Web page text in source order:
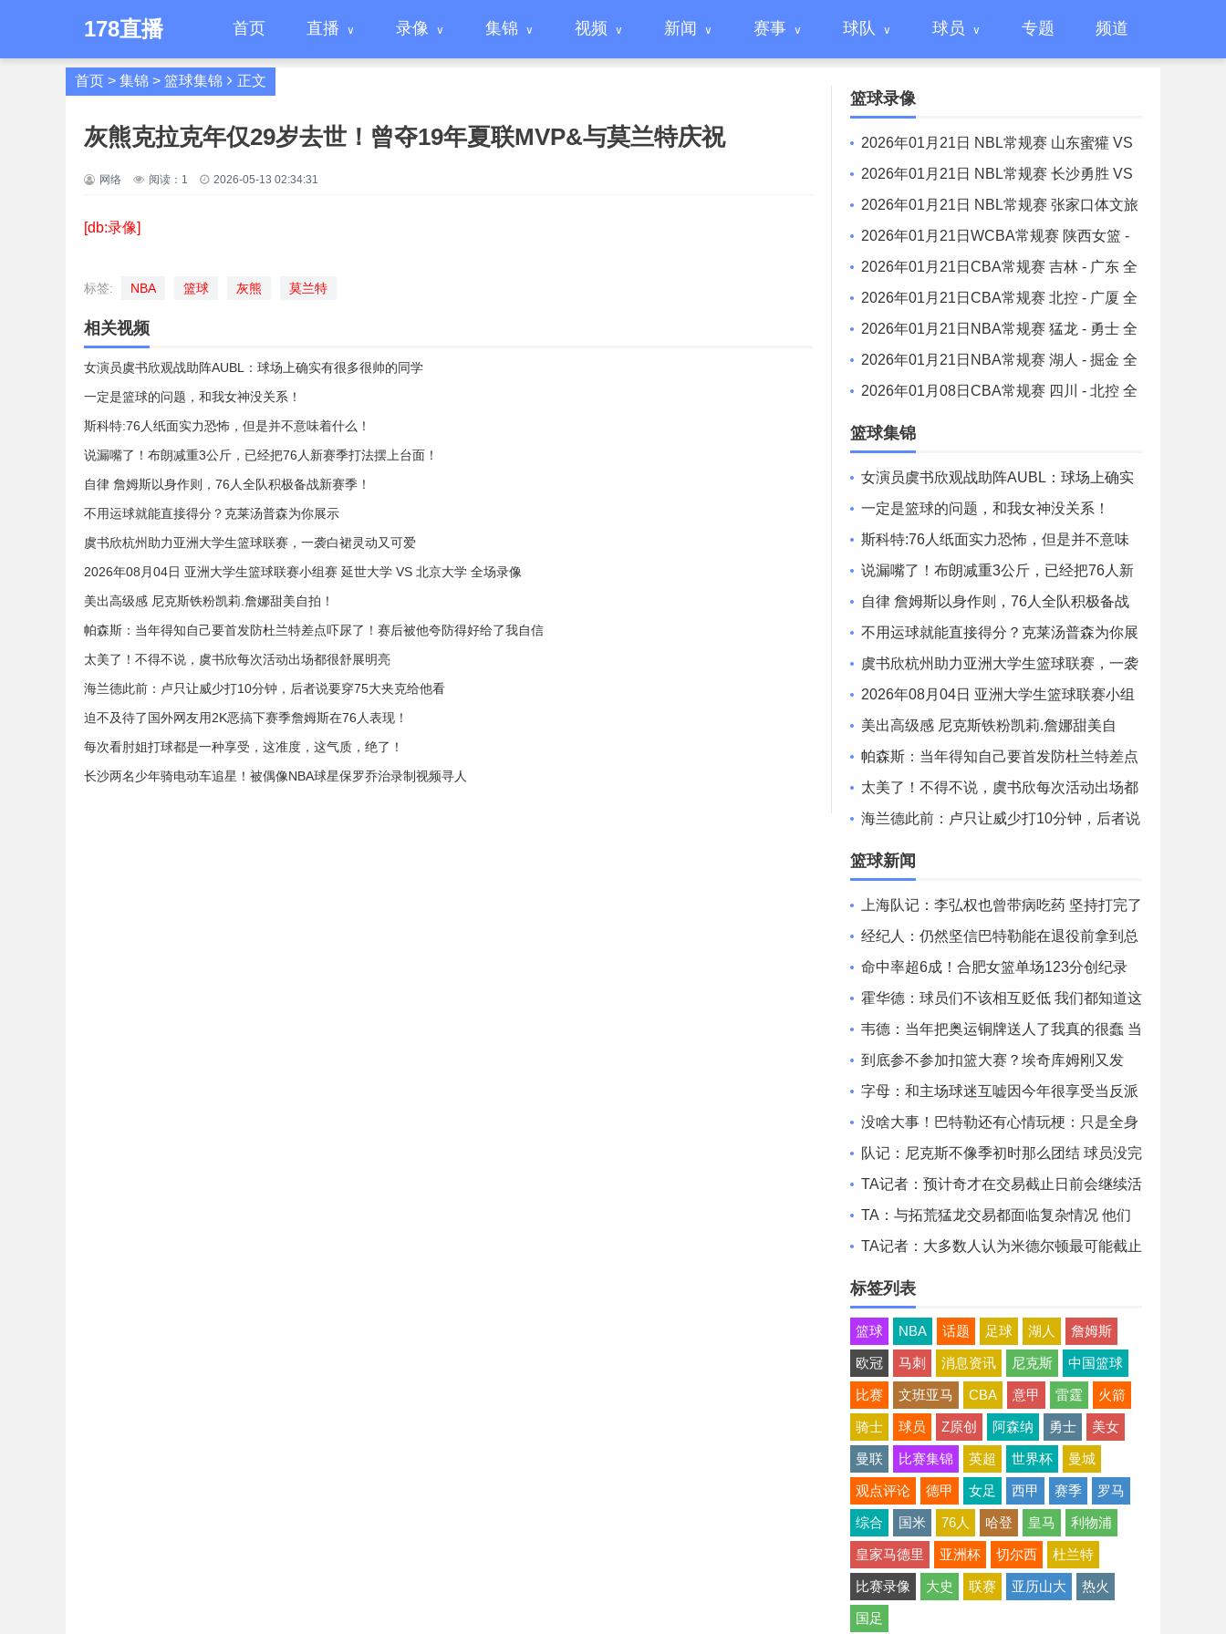
178直播 首页 直播 录像 集锦 视频 新闻 赛事 球队 球员 专题 频道
首页 > 集锦 > 篮球集锦 正文
灰熊克拉克年仅29岁去世！曾夺19年夏联MVP&与莫兰特庆祝
网络 阅读： 1 2026-05-13 02:34:31
[db:录像]
标签: NBA 篮球 灰熊 莫兰特
相关视频
女演员虞书欣观战助阵AUBL：球场上确实有很多很帅的同学
一定是篮球的问题，和我女神没关系！
斯科特:76人纸面实力恐怖，但是并不意味着什么！
说漏嘴了！布朗减重3公斤，已经把76人新赛季打法摆上台面！
自律 詹姆斯以身作则，76人全队积极备战新赛季！
不用运球就能直接得分？克莱汤普森为你展示
虞书欣杭州助力亚洲大学生篮球联赛，一袭白裙灵动又可爱
2026年08月04日 亚洲大学生篮球联赛小组赛 延世大学 VS 北京大学 全场录像
美出高级感 尼克斯铁粉凯莉.詹娜甜美自拍！
帕森斯：当年得知自己要首发防杜兰特差点吓尿了！赛后被他夸防得好给了我自信
太美了！不得不说，虞书欣每次活动出场都很舒展明亮
海兰德此前：卢只让威少打10分钟，后者说要穿75大夹克给他看
迫不及待了国外网友用2K恶搞下赛季詹姆斯在76人表现！
每次看肘姐打球都是一种享受，这准度，这气质，绝了！
长沙两名少年骑电动车追星！被偶像NBA球星保罗乔治录制视频寻人
篮球录像
2026年01月21日 NBL常规赛 山东蜜獾 VS
焦作文旅 全场录像
2026年01月21日 NBL常规赛 长沙勇胜 VS
江西鲸裕清酒 全场录像
2026年01月21日 NBL常规赛 张家口体文旅
VS 湖北文旅 全场录像
2026年01月21日WCBA常规赛 陕西女篮 -
山东女篮 全场录像
2026年01月21日CBA常规赛 吉林 - 广东 全
场录像
2026年01月21日CBA常规赛 北控 - 广厦 全
场录像
2026年01月21日NBA常规赛 猛龙 - 勇士 全
场录像
2026年01月21日NBA常规赛 湖人 - 掘金 全
场录像
2026年01月08日CBA常规赛 四川 - 北控 全
场录像
篮球集锦
女演员虞书欣观战助阵AUBL：球场上确实
有很多很帅的同学
一定是篮球的问题，和我女神没关系！
斯科特:76人纸面实力恐怖，但是并不意味
着什么！
说漏嘴了！布朗减重3公斤，已经把76人新
赛季打法摆上台面！
自律 詹姆斯以身作则，76人全队积极备战
新赛季！
不用运球就能直接得分？克莱汤普森为你展
示虞书欣杭州助力亚洲大学生篮球联赛，一袭
白裙灵动又可爱
2026年08月04日 亚洲大学生篮球联赛小组
赛 延世大学 VS 北京大学 全场录像
美出高级感 尼克斯铁粉凯莉.詹娜甜美自
拍！
帕森斯：当年得知自己要首发防杜兰特差点
吓尿了！赛后被他夸防得好给了我自信
太美了！不得不说，虞书欣每次活动出场都
很舒展明亮
海兰德此前：卢只让威少打10分钟，后者说
要穿75大夹克给他看
篮球新闻
上海队记：李弘权也曾带病吃药 坚持打完了
山西和广东的两连客
经纪人：仍然坚信巴特勒能在退役前拿到总
冠军 他会迎接挑战！
命中率超6成！合肥女篮单场123分创纪录
刷新联赛近12年单场新高
霍华德：球员们不该相互贬低 我们都知道这
一路走来有多不容易
韦德：当年把奥运铜牌送人了我真的很蠢 当
时我们被灌输唯金牌论
到底参不参加扣篮大赛？埃奇库姆刚又发
文：我和马克西可能会参加
字母：和主场球迷互嘘因今年很享受当反派
不知道能否留队
没啥大事！巴特勒还有心情玩梗：只是全身
酸痛 我很快就会回来！
队记：尼克斯不像季初时那么团结 球员没完
全接受面包体系的角色
TA记者：预计奇才在交易截止日前会继续活
跃 他们愿意接手大合同
TA：与拓荒猛龙交易都面临复杂情况 他们
想清薪资空间且提高战力
TA记者：大多数人认为米德尔顿最可能截止
日后留队 成为买断候选
标签列表
篮球 NBA 话题 足球 湖人 詹姆斯
欧冠 马刺 消息资讯 尼克斯 中国篮球
比赛 文班亚马 CBA 意甲 雷霆 火箭
骑士 球员 Z原创 阿森纳 勇士 美女
曼联 比赛集锦 英超 世界杯 曼城
观点评论 德甲 女足 西甲 赛季 罗马
综合 国米 76人 哈登 皇马 利物浦
皇家马德里 亚洲杯 切尔西 杜兰特
比赛录像 大史 联赛 亚历山大 热火
国足